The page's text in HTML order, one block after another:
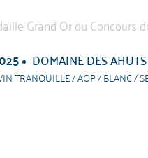
DOMAINE DES
TRANQUILLE / AOP / BLANC /